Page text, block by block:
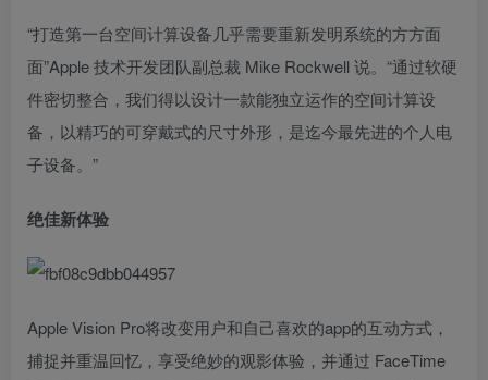
“打造第一台空间计算设备几乎需要重新发明系统的方方面
面”Apple 技术开发团队副总裁 Mike Rockwell 说。“通过软硬
件密切整合，我们得以设计一款能独立运作的空间计算设
备，以精巧的可穿戴式的尺寸外形，是迄今最先进的个人电
子设备。”
绝佳新体验
Apple Vision Pro将改变用户和自己喜欢的app的互动方式，
捕捉并重温回忆，享受绝妙的观影体验，并通过 FaceTime